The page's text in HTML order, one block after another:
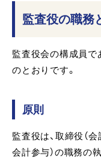
監査役の職務
監査役会の構成員で
のとおりです。
原則
監査役は、取締役（
会計参与）の職務の